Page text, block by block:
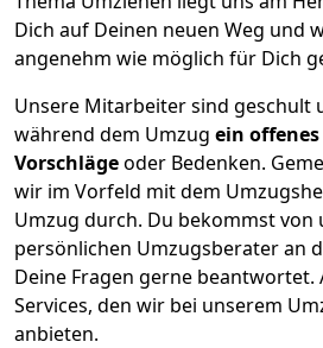
Dich auf Deinen neuen Weg und
angenehm wie möglich für Dich
Unsere Mitarbeiter sind geschult
während dem Umzug ein
Vorschlägeoder Bedenken.
wir im Vorfeld mit dem
Umzug durch. Du bekommst von
persönlichen Umzugsberater an
Deine Fragen gerne beantwortet.
Services, den wir bei unserem
anbieten.